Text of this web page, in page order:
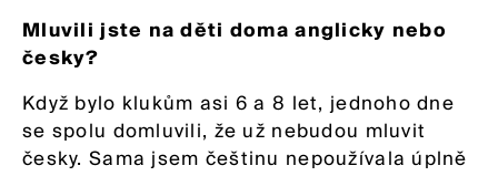
Mluvili jste na děti doma anglicky nebo
česky?
Když bylo klukům asi 6 a 8 let, jednoho dne
se spolu domluvili, že už nebudou mluvit
česky. Sama jsem češtinu nepoužívala úplně